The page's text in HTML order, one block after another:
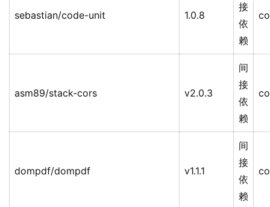
sebastian/code-unit 1.0.8
接
依
赖
asm89/stack-cors v2.0.3
间
接
依
赖
dompdf/dompdf v1.1.1
间
接
依
赖